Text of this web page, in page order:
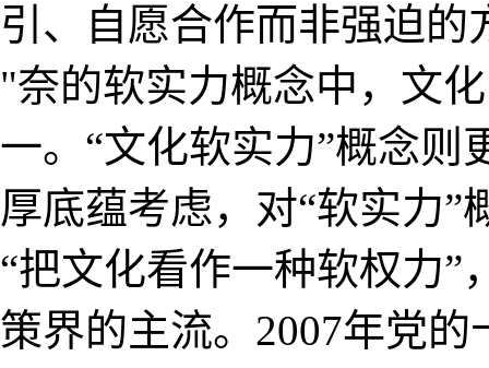
引、自愿合作而非强迫
"奈的软实力概念中，文
一。“文化软实力”概念
厚底蕴考虑，对“软实力
“把文化看作一种软权力”
策界的主流。2007年党